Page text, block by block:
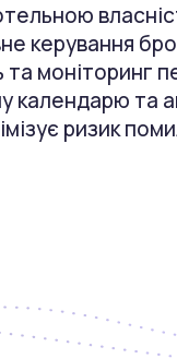
керування
та моніторинг
календарю та
ризик